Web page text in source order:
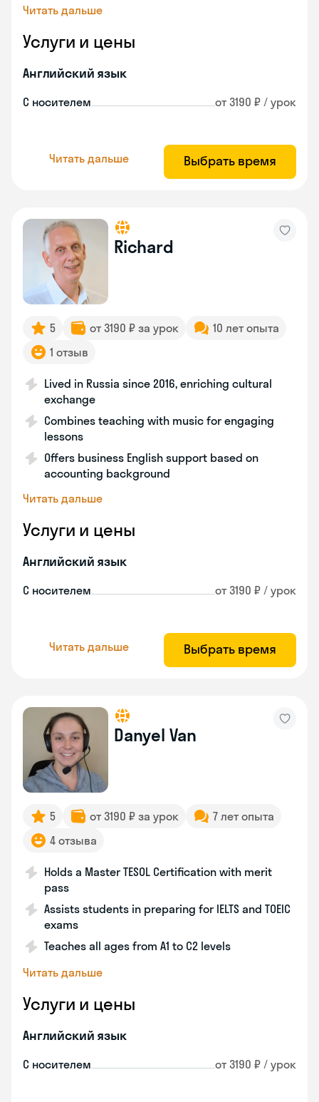
Читать дальше
Услуги и цены
Английский язык
С носителем от 3190 ₽ / урок
Читать дальше Выбрать время
Richard
5 от 3190 ₽ за урок
10 лет опыта
1 отзыв
Lived in Russia since 2016, enriching cultural
exchange
Combines teaching with music for engaging
lessons
Offers business English support based on
accounting background
Читать дальше
Услуги и цены
Английский язык
С носителем от 3190 ₽ / урок
Читать дальше Выбрать время
Danyel Van
5 от 3190 ₽ за урок
7 лет опыта
4 отзыва
Holds a Master TESOL Certification with merit
pass
Assists students in preparing for IELTS and TOEIC
exams
Teaches all ages from A1 to C2 levels
Читать дальше
Услуги и цены
Английский язык
С носителем от 3190 ₽ / урок